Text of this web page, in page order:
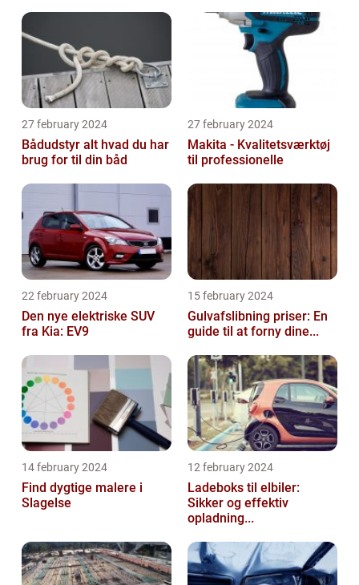
27 february 2024
Bådudstyr alt hvad du har
brug for til din båd
27 february 2024
Makita - Kvalitetsværktøj
til professionelle
22 february 2024
Den nye elektriske SUV
fra Kia: EV9
15 february 2024
Gulvafslibning priser: En
guide til at forny dine...
14 february 2024
Find dygtige malere i
Slagelse
12 february 2024
Ladeboks til elbiler:
Sikker og effektiv
opladning...